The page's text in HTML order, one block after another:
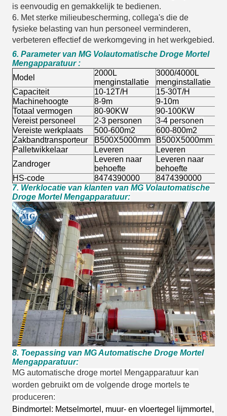
is eenvoudig en gemakkelijk te bedienen.
6. Met sterke milieubescherming, collega's die de
fysieke belasting van hun personeel verminderen,
verbeteren effectief de werkomgeving in het werkgebied.
6. Parameter van MG Volautomatische Droge Mortel
Mengapparatuur :
Model
2000L
menginstallatie
3000/4000L
menginstallatie
Capaciteit
10-12T/H 15-30T/H
Machinehoogte
8-9m 9-10m
Totaal vermogen
80-90KW 90-100KW
Vereist personeel
2-3 personen 3-4 personen
Vereiste werkplaats
500-600m2 600-800m2
Zakbandtransporteur
B500X5000mm B500X5000mm
Palletwikkelaar
Leveren Leveren
Zandroger
Leveren naar
behoefte
Leveren naar
behoefte
HS-code
8474390000 8474390000
7. Werklocatie van klanten van MG Volautomatische
Droge Mortel Mengapparatuur:
8. Toepassing van MG Automatische Droge Mortel
Mengapparatuur:
MG automatische droge mortel Mengapparatuur kan
worden gebruikt om de volgende droge mortels te
produceren:
Bindmortel: Metselmortel, muur- en vloertegel lijmmortel,